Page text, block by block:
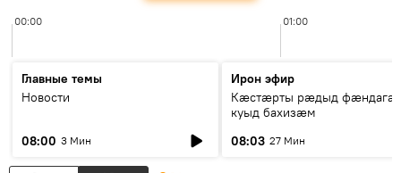
00:00 01:00
Главные темы
Новости
08:00 3 Мин
Ирон эфир
Кæстæрты рæдыд
куыд бахизæм
08:03 27 Мин